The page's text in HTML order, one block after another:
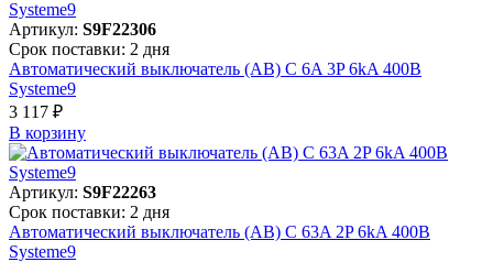
Артикул: S9F22306
Срок поставки: 2 дня
Автоматический выключатель (АВ) C 6A 3P 6kA 400В
Systeme9
3 117 ₽
В корзинy
Артикул: S9F22263
Срок поставки: 2 дня
Автоматический выключатель (АВ) C 63A 2P 6kA 400В
Systeme9